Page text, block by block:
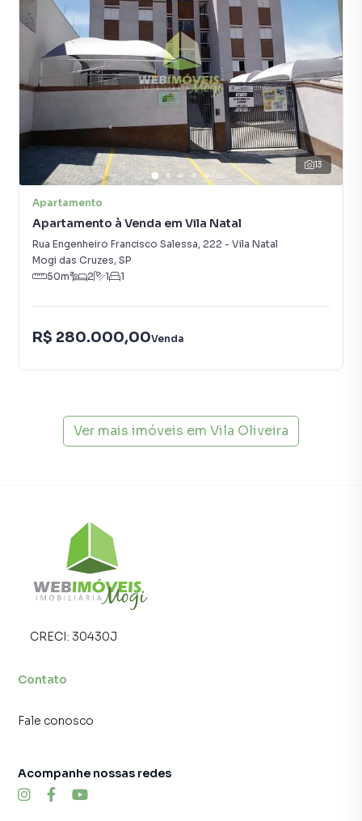
13
Apartamento
Apartamento à Venda em Vila Natal
Rua Engenheiro Francisco Salessa, 222 - Vila Natal
Mogi das Cruzes, SP
50m² 2 1 1
R$ 280.000,00Venda
Ver mais imóveis em Vila Oliveira
CRECI: 30430J
Contato
Fale conosco
Acompanhe nossas redes